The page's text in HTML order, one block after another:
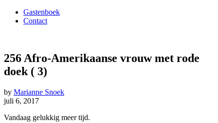
Gastenboek
Contact
256 Afro-Amerikaanse vrouw met rode
doek ( 3)
by Marianne Snoek
juli 6, 2017
Vandaag gelukkig meer tijd.